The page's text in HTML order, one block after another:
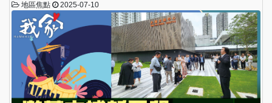
地區焦點 2025-07-10